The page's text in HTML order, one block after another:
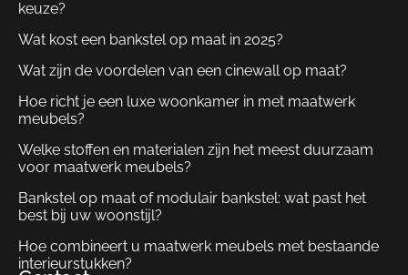
keuze?
Wat kost een bankstel op maat in 2025?
Wat zijn de voordelen van een cinewall op maat?
Hoe richt je een luxe woonkamer in met maatwerk
meubels?
Welke stoffen en materialen zijn het meest duurzaam
voor maatwerk meubels?
Bankstel op maat of modulair bankstel: wat past het
best bij uw woonstijl?
Hoe combineert u maatwerk meubels met bestaande
interieurstukken?